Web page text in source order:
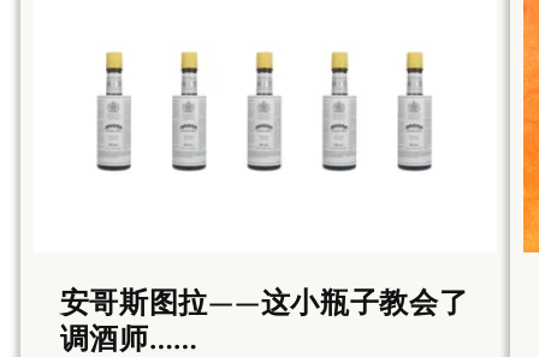
安哥斯图拉——这小瓶子教会了
调酒师……